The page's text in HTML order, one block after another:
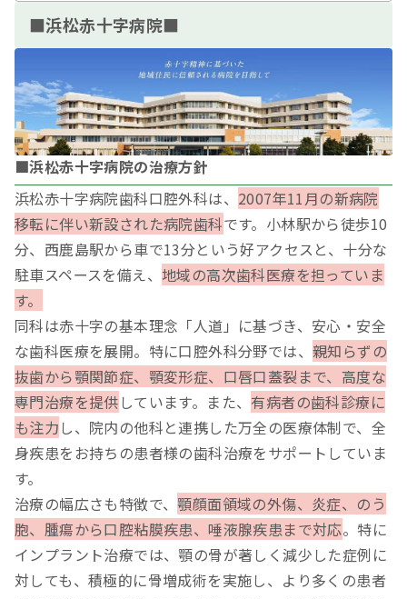
■浜松赤十字病院■
■浜松赤十字病院の治療方針
浜松赤十字病院歯科口腔外科は、 2007年11月の新病院
移転に伴い新設された病院歯科です。小林駅から徒歩10
分、西鹿島駅から車で13分という好アクセスと、十分な
駐車スペースを備え、 地域の高次歯科医療を担っていま
す。
同科は赤十字の基本理念「人道」に基づき、安心・安全
な歯科医療を展開。特に口腔外科分野では、 親知らずの
抜歯から顎関節症、顎変形症、口唇口蓋裂まで、高度な
専門治療を提供 しています。また、 有病者の歯科診療に
も注力 し、院内の他科と連携した万全の医療体制で、全
身疾患をお持ちの患者様の歯科治療をサポートしていま
す。
治療の幅広さも特徴で、 顎顔面領域の外傷、炎症、のう
胞、腫瘍から口腔粘膜疾患、唾液腺疾患まで対応。特に
インプラント治療では、顎の骨が著しく減少した症例に
対しても、積極的に骨増成術を実施し、より多くの患者